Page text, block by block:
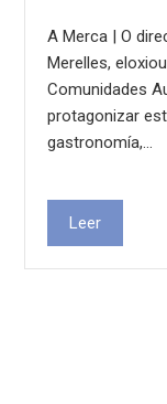
A Merca | O
Merelles,
Comunidades
protagonizar
gastronomía,…
Leer